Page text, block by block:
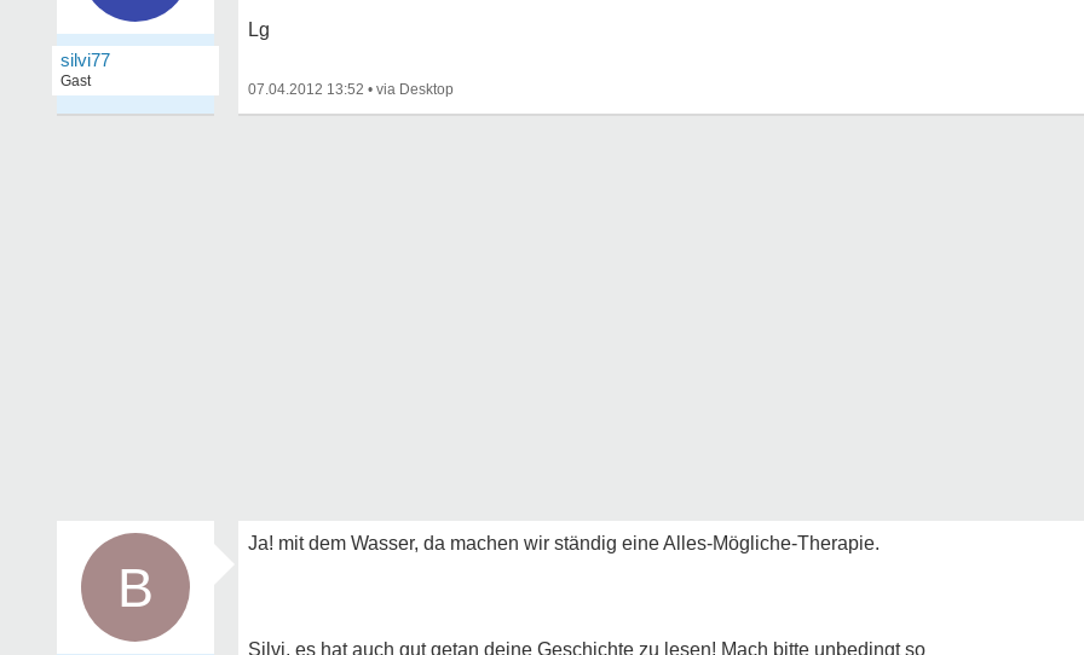
silvi77
Gast
Lg
07.04.2012 13:52 •
B
Ja! mit dem Wasser, da machen wir ständig eine Alles-Mögliche-Therapie.
Silvi, es hat auch gut getan deine Geschichte zu lesen! Mach bitte unbedingt so